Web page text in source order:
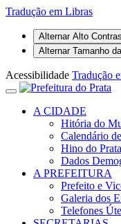
Tradução em Libras
Alternar Alto
Alternar Tamanho
Acessibilidade Tradução
A CIDADE
Hitória do
Calendário
Hino do Prata
Dados
A PREFEITURA
Prefeito e
Galeria dos
Telefones